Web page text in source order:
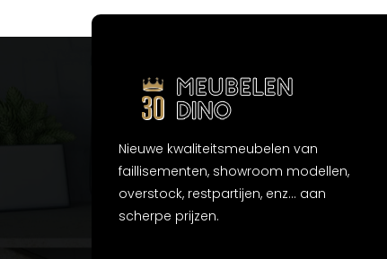
Nieuwe kwaliteitsmeubelen van
faillisementen, showroom modellen,
overstock, restpartijen, enz... aan
scherpe prijzen.